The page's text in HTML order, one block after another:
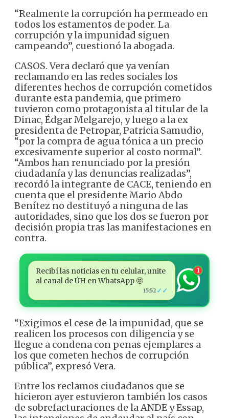
“Realmente la corrupción ha permeado en
todos los estamentos de poder. La
corrupción y la impunidad siguen
campeando”, cuestionó la abogada.
CASOS. Vera declaró que ya venían
reclamando en las redes sociales los
diferentes hechos de corrupción cometidos
durante esta pandemia, que primero
tuvieron como protagonista al titular de la
Dinac, Édgar Melgarejo, y luego a la ex
presidenta de Petropar, Patricia Samudio,
“por la compra de agua tónica a un precio
excesivamente superior al costo normal”.
“Ambos han renunciado por la presión
ciudadanía y las denuncias realizadas”,
recordó la integrante de CACE, teniendo en
cuenta que el presidente Mario Abdo
Benítez no destituyó a ninguna de las
autoridades, sino que los dos se fueron por
decisión propia tras las manifestaciones en
contra.
Recibí las noticias en tu celular, unite
al canal de ÚH en WhatsApp 🤩
15:52 ✓✓
1
“Exigimos el cese de la impunidad, que se
realicen los procesos con diligencia y se
llegue a condena con penas ejemplares a
los que cometen hechos de corrupción
pública”, expresó Vera.
Entre los reclamos ciudadanos que se
hicieron ayer estuvieron también los casos
de sobrefacturaciones de la ANDE y Essap,